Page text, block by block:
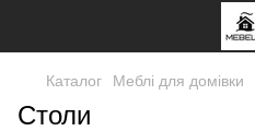
Каталог Меблі для домівки
Столи